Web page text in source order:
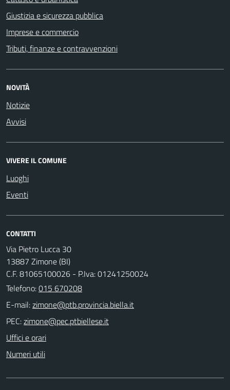
Giustizia e sicurezza pubblica
Imprese e commercio
Tributi, finanze e contravvenzioni
NOVITÀ
Notizie
Avvisi
VIVERE IL COMUNE
Luoghi
Eventi
CONTATTI
Via Pietro Lucca 30
13887 Zimone (BI)
C.F. 81065100026 - P.Iva: 01241250024
Telefono:015 670208
E-mail:
PEC:
Uffici e orari
Numeri utili